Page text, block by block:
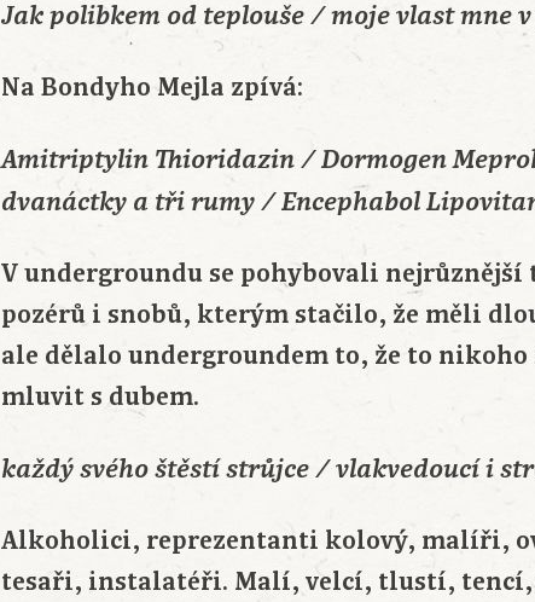
Jak polibkem od teplouše / moje vlast mne
Na Bondyho Mejla zpívá:
Amitriptylin Thioridazin / Dormogen
dvanáctky a tři rumy / Encephabol
V undergroundu se pohybovali
pozérů i snobů, kterým stačilo, že měli
ale dělalo undergroundem to, že to
mluvit s dubem.
každý svého štěstí strůjce / vlakvedoucí i
Alkoholici, reprezentanti kolový, malíři,
tesaři, instalatéři. Malí, velcí, tlustí,